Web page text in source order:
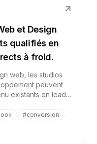
et Design
qualifiés en
à froid.
web, les studios
peuvent
existants en leads
personnalisées.
#conversion